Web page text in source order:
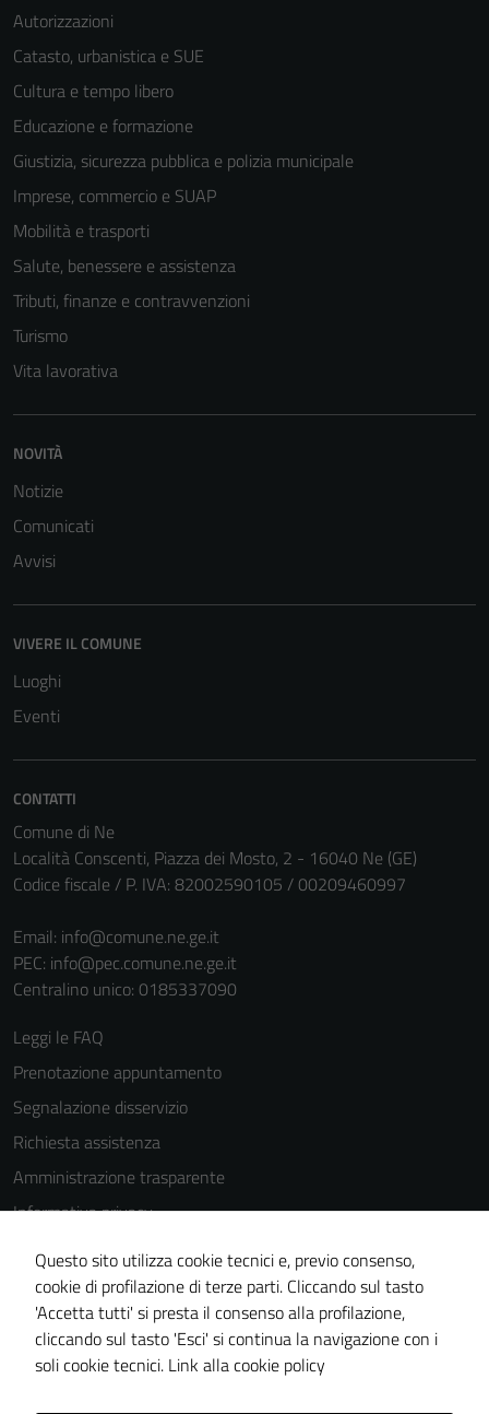
Autorizzazioni
Catasto, urbanistica e SUE
Cultura e tempo libero
Educazione e formazione
Giustizia, sicurezza pubblica e polizia municipale
Imprese, commercio e SUAP
Mobilità e trasporti
Salute, benessere e assistenza
Tributi, finanze e contravvenzioni
Turismo
Vita lavorativa
NOVITÀ
Notizie
Comunicati
Avvisi
VIVERE IL COMUNE
Luoghi
Eventi
CONTATTI
Comune di Ne
Località Conscenti, Piazza dei Mosto, 2 - 16040 Ne (GE)
Codice fiscale / P. IVA: 82002590105 / 00209460997
Email: info@comune.ne.ge.it
PEC: info@pec.comune.ne.ge.it
Centralino unico: 0185337090
Leggi le FAQ
Prenotazione appuntamento
Segnalazione disservizio
Richiesta assistenza
Amministrazione trasparente
Informativa privacy
Cookie Policy
Note legali
Dichiarazione di accessibilità
Piano di miglioramento del sito
Questo sito utilizza cookie tecnici e, previo consenso,
cookie di profilazione di terze parti. Cliccando sul tasto
'Accetta tutti' si presta il consenso alla profilazione,
cliccando sul tasto 'Esci' si continua la navigazione con i
soli cookie tecnici. Link alla cookie policy
sono necessari
per il